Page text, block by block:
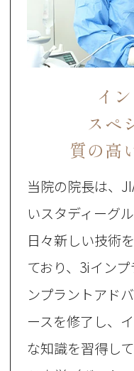
イ
スペ
質の高
当院の院長は、
いスタディーグ
日々新しい技術
ており、3iイン
ンプラントアド
ースを修了し、
な知識を習得し